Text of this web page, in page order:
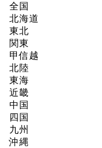
全国
北海道
東北
関東
甲信越
北陸
東海
近畿
中国
四国
九州
沖縄